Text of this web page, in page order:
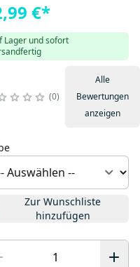
€*
Lager und sofort
0
Alle
Bewertungen
anzeigen
Zur Wunschliste
hinzufügen